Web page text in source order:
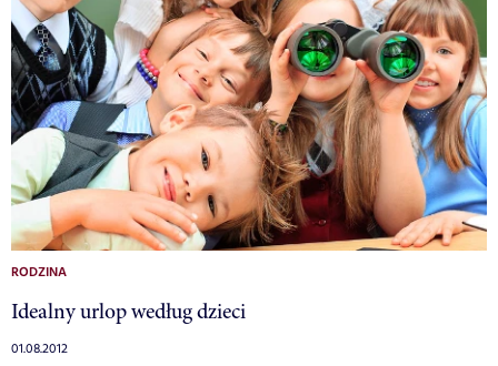
RODZINA
Idealny urlop według dzieci
01.08.2012